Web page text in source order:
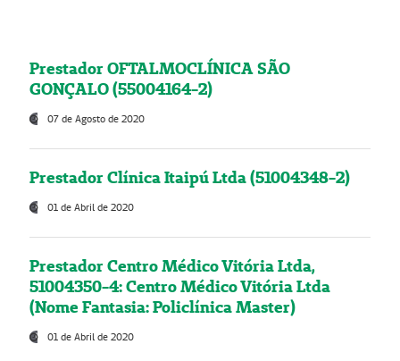
Prestador OFTALMOCLÍNICA SÃO
GONÇALO (55004164-2)
07 de Agosto de 2020
Prestador Clínica Itaipú Ltda (51004348-2)
01 de Abril de 2020
Prestador Centro Médico Vitória Ltda,
51004350-4: Centro Médico Vitória Ltda
(Nome Fantasia: Policlínica Master)
01 de Abril de 2020